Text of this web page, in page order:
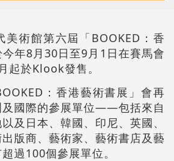
美術館第六屆「BOOKED：香
年8月30日至9月1日在賽馬會
起於Klook發售。
：香港藝術書展」會再
及國際的參展單位——包括來自
及日本、韓國、印尼、英國、
版商、藝術家、藝術書店及藝
過100個參展單位。